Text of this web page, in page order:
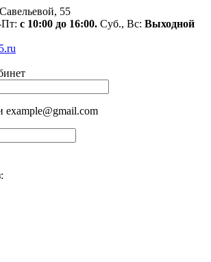
55
с 10:00 до 16:00. Суб., Вс: Выходной